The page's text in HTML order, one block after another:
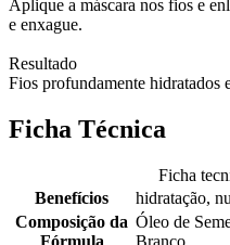
Aplique a máscara nos fios e
e enxague.
Resultado
Fios profundamente hidratados
Ficha Técnica
Ficha
Benefícios
hidratação,
Composição da Óleo de